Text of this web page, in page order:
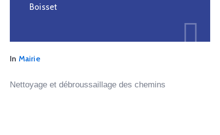
Boisset
In Mairie
Nettoyage et débroussaillage des chemins